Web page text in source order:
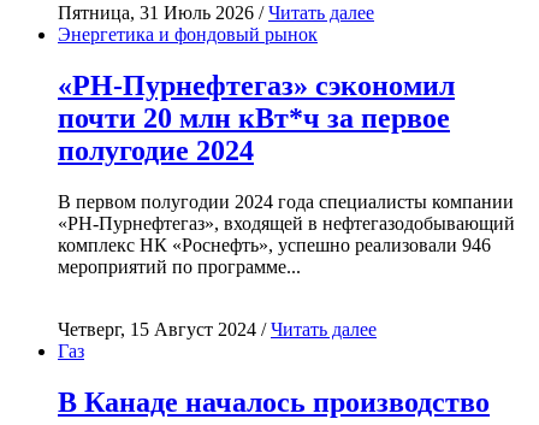
Пятница, 31 Июль 2026 /Читать далее
Энергетика и фондовый рынок
«РН-Пурнефтегаз» сэкономил
почти 20 млн кВт*ч за первое
полугодие 2024
В первом полугодии 2024 года специалисты компании
«РН-Пурнефтегаз», входящей в нефтегазодобывающий
комплекс НК «Роснефть», успешно реализовали 946
мероприятий по программе...
Четверг, 15 Август 2024 /Читать далее
Газ
В Канаде началось производство